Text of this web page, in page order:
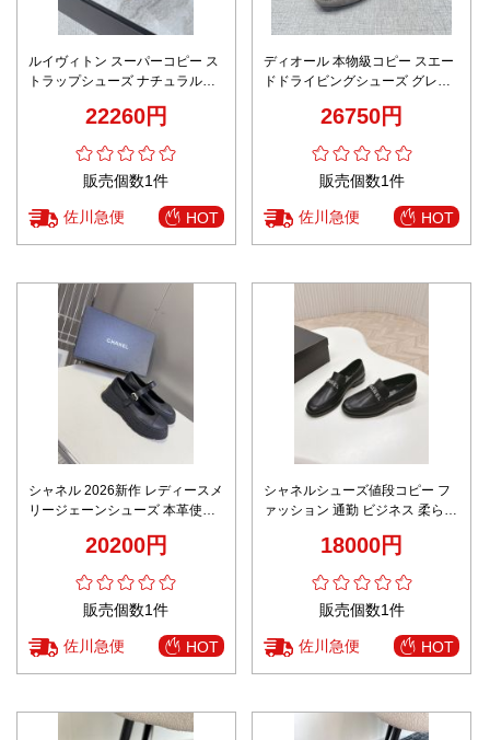
ルイヴィトン スーパーコピー ス
トラップシューズ ナチュラル配
アル 発送保証22260円
販売個数1件
佐川急便 HOT
ディオール 本物級コピー スエー
ドドライビングシューズ グレー
26750円
販売個数1件
佐川急便 HOT
シャネル 2026新作 レディースメ
リージェーンシューズ 本革使用
人技術再現 安心サイト 格安 カジ
20200円
販売個数1件
佐川急便 HOT
シャネルシューズ値段コピー フ
ァッション 通勤 ビジネス 柔らか
18000円
販売個数1件
佐川急便 HOT